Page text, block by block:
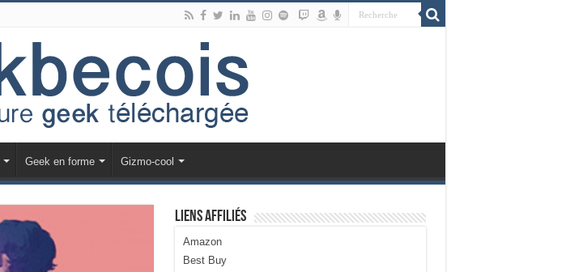
Geek en forme Gizmo-cool
Liens Affiliés
Amazon
Best Buy